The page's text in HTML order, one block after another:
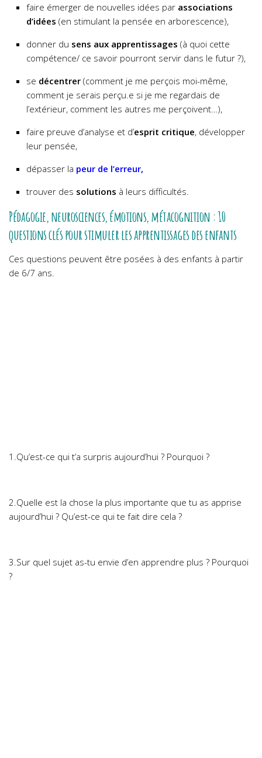
faire émerger de nouvelles idées par associations
d’idées (en stimulant la pensée en arborescence),
donner du sens aux apprentissages (à quoi cette
compétence/ ce savoir pourront servir dans le futur ?),
se décentrer (comment je me perçois moi-même,
comment je serais perçu.e si je me regardais de
l’extérieur, comment les autres me perçoivent…),
faire preuve d’analyse et d’esprit critique, développer
leur pensée,
dépasser la peur de l’erreur,
trouver des solutions à leurs difficultés.
Pédagogie, neurosciences, émotions, métacognition : 10
questions clés pour stimuler les apprentissages des enfants
Ces questions peuvent être posées à des enfants à partir
de 6/7 ans.
1.Qu’est-ce qui t’a surpris aujourd’hui ? Pourquoi ?
2.Quelle est la chose la plus importante que tu as apprise
aujourd’hui ? Qu’est-ce qui te fait dire cela ?
3.Sur quel sujet as-tu envie d’en apprendre plus ? Pourquoi
?